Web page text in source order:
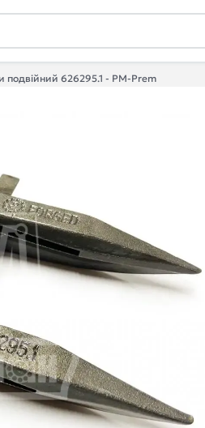
подвійний 626295.1 - PM-Prem